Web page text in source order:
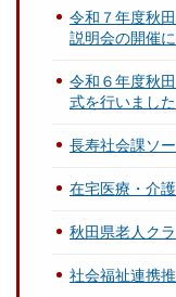
令和７年度秋
説明会の開催
令和６年度秋
式を行いました
長寿社会課ソ
在宅医療・介
秋田県老人ク
社会福祉連携